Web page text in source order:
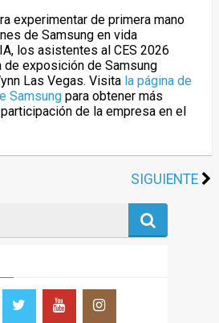
experimentar de primera mano
de Samsung en vida
los asistentes al CES 2026
exposición de Samsung
Las Vegas. Visita la página de
Samsungpara obtener más
de la empresa en el
SIGUIENTE